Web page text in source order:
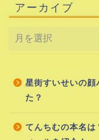
アーカイブ
星街すいせいの顔
た？
てんちむの本名は